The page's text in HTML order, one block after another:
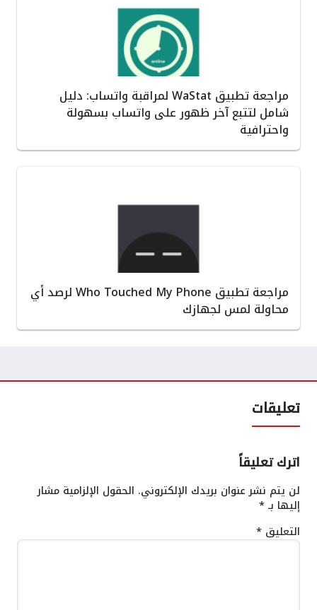
مراجعة تطبيق WaStat لمراقبة واتساب: دليل
شامل لتتبع آخر ظهور على واتساب بسهولة
واحترافية
مراجعة تطبيق Who Touched My Phone لرصد أي
محاولة لمس لجهازك
تعليقات
اترك تعليقاً
لن يتم نشر عنوان بريدك الإلكتروني. الحقول الإلزامية مشار
إليها بـ*
التعليق *